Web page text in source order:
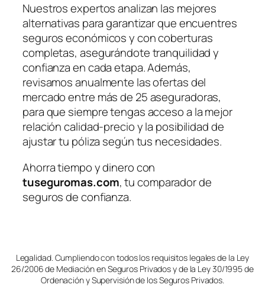
Nuestros expertos analizan las mejores
alternativas para garantizar que encuentres
seguros económicos y con coberturas
completas, asegurándote tranquilidad y
confianza en cada etapa. Además,
revisamos anualmente las ofertas del
mercado entre más de 25 aseguradoras,
para que siempre tengas acceso a la mejor
relación calidad-precio y la posibilidad de
ajustar tu póliza según tus necesidades.
Ahorra tiempo y dinero con
tuseguromas.com, tu comparador de
seguros de confianza.
Legalidad. Cumpliendo con todos los requisitos legales de la Ley
26/2006 de Mediación en Seguros Privados y de la Ley 30/1995 de
Ordenación y Supervisión de los Seguros Privados.